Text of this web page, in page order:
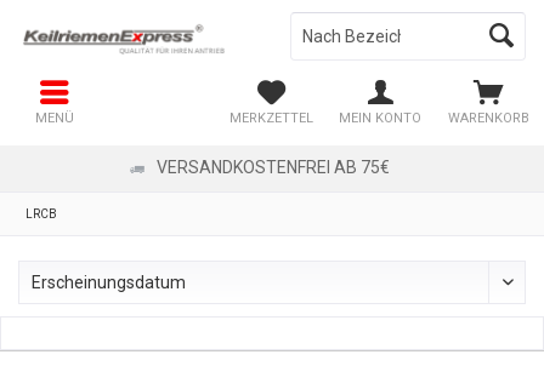
VERSANDKOSTENFREI AB 75€
WARENKORB
MERKZETTEL MEIN KONTO
MENÜ
LRCB